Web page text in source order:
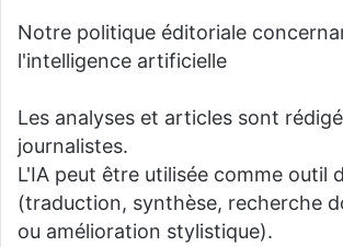
Notre politique éditoriale
l'intelligence artificielle
Les analyses et articles sont
journalistes.
L'IA peut être utilisée comme outil
(traduction, synthèse, recherche
ou amélioration stylistique).